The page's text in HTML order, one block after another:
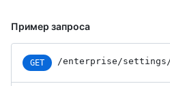
Пример запроса
GET /enterprise/settings